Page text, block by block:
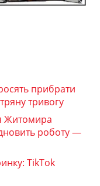
прибрати
тривогу
Житомира
роботу —
TikTok